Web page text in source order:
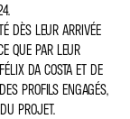
DÈS LEUR ARRIVÉE
QUE PAR LEUR
DA COSTA ET DE
PROFILS ENGAGÉS,
PROJET.